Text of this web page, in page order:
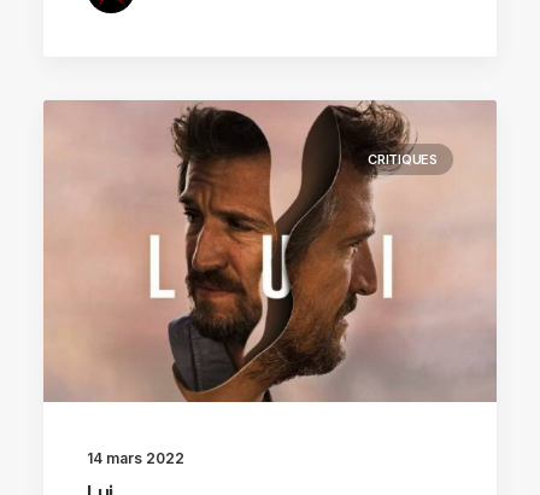
CRITIQUES
14 mars 2022